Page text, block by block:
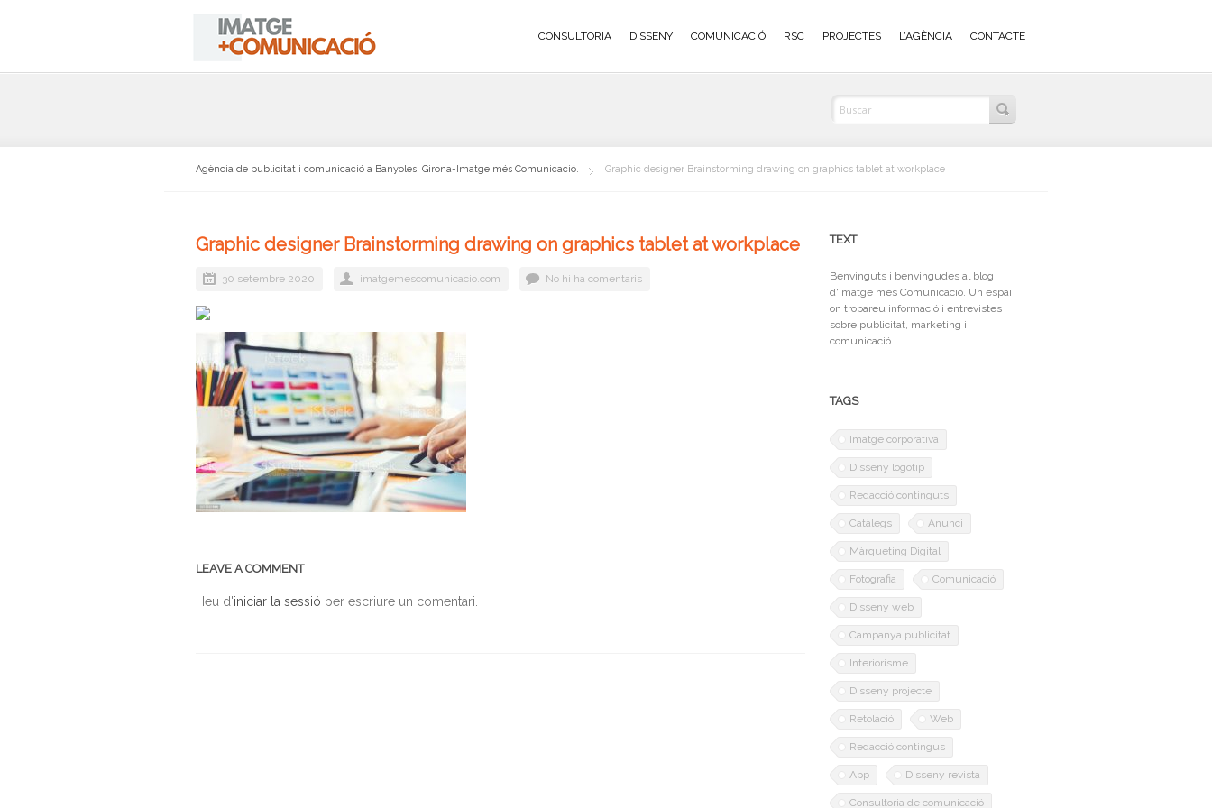
CONSULTORIA DISSENY COMUNICACIÓ RSC PROJECTES L’AGÈNCIA CONTACTE
Agència de publicitat i comunicació a Banyoles, Girona-Imatge més Comunicació. Graphic designer Brainstorming drawing on graphics tablet at workplace
Graphic designer Brainstorming drawing on graphics tablet at workplace
30 setembre 2020 imatgemescomunicacio.com No hi ha comentaris
LEAVE A COMMENT
Heu d'iniciar la sessió per escriure un comentari.
TEXT
Benvinguts i benvingudes al blog
d'Imatge més Comunicació. Un espai
on trobareu informació i entrevistes
sobre publicitat, marketing i
comunicació.
TAGS
Imatge corporativa
Disseny logotip
Redacció continguts
Catàlegs Anunci
Màrqueting Digital
Fotografia Comunicació
Disseny web
Campanya publicitat
Interiorisme
Disseny projecte
Retolació Web
Redacció contingus
App Disseny revista
Consultoria de comunicació